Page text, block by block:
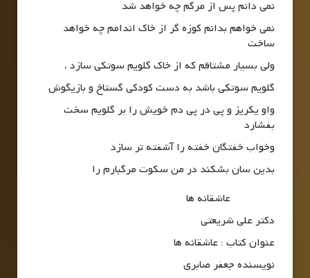
نمی دانم پس از مرگم چه خواهد شد
نمی خواهم بدانم کوزه گر از خاک اندامم چه خواهد
ساخت
ولی بسیار مشتاقم که از خاک گلویم سوتکی سازد ،
گلویم سوتکی باشد به دست کودکی گستاخ و بازیگوش
واو یکریز و پی در پی دم خویش را بر گلویم سخت
بفشارد
وخواب خفتگان خفته را آشفته تر سازد
بدین سان بشکند در من سکوت مرگبارم را
عاشقانه ها
دکتر علی شریعتی
عنوان کتاب : عاشقانه ها
نویسنده جعفر صابری